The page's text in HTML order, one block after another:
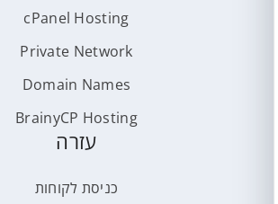
cPanel Hosting
Private Network
Domain Names
BrainyCP Hosting
עזרה
כניסת לקוחות